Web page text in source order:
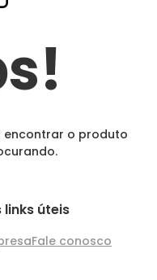
encontrar o produto
úteis
Fale conosco